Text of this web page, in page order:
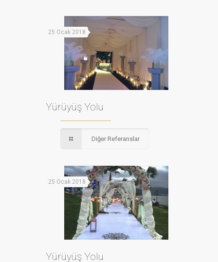
25 Ocak 2018
Yürüyüş Yolu
Diğer Referanslar
25 Ocak 2018
Yürüyüş Yolu